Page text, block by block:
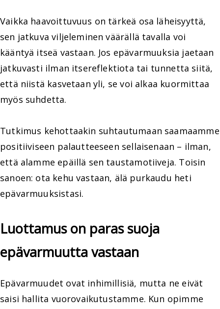
Vaikka haavoittuvuus on tärkeä osa läheisyyttä,
sen jatkuva viljeleminen väärällä tavalla voi
kääntyä itseä vastaan. Jos epävarmuuksia jaetaan
jatkuvasti ilman itsereflektiota tai tunnetta siitä,
että niistä kasvetaan yli, se voi alkaa kuormittaa
myös suhdetta.
Tutkimus kehottaakin suhtautumaan saamaamme
positiiviseen palautteeseen sellaisenaan – ilman,
että alamme epäillä sen taustamotiiveja. Toisin
sanoen: ota kehu vastaan, älä purkaudu heti
epävarmuuksistasi.
Luottamus on paras suoja
epävarmuutta vastaan
Epävarmuudet ovat inhimillisiä, mutta ne eivät
saisi hallita vuorovaikutustamme. Kun opimme